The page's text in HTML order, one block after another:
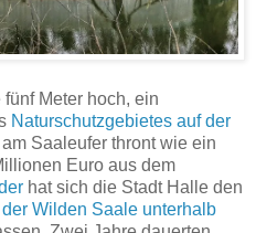
Meter hoch, ein
Naturschutzgebietes auf der
Saaleufer thront wie ein
Euro aus dem
hat sich die Stadt Halle den
Wilden Saale unterhalb